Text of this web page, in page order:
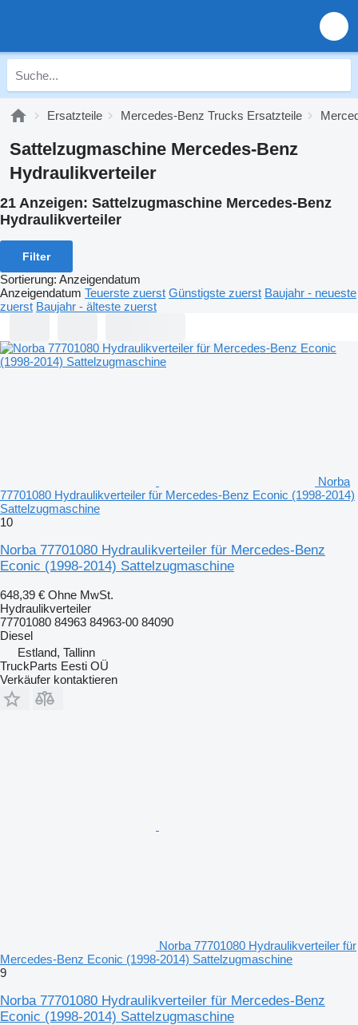
Ersatzteile Mercedes-Benz Trucks Ersatzteile
Sattelzugmaschine Mercedes-Benz
Hydraulikverteiler
21 Anzeigen: Sattelzugmaschine Mercedes-Benz
Hydraulikverteiler
Filter
Sortierung: Anzeigendatum
Anzeigendatum Teuerste zuerst Günstigste zuerst Baujahr - neueste
zuerst Baujahr - älteste zuerst
Norba
77701080 Hydraulikverteiler für Mercedes-Benz Econic (1998-2014)
Sattelzugmaschine
10
Norba 77701080 Hydraulikverteiler für Mercedes-Benz
Econic (1998-2014) Sattelzugmaschine
648,39 € Ohne MwSt.
Hydraulikverteiler
77701080 84963 84963-00 84090
Diesel
Estland, Tallinn
TruckParts Eesti OÜ
Verkäufer kontaktieren
Norba 77701080 Hydraulikverteiler für
Mercedes-Benz Econic (1998-2014) Sattelzugmaschine
9
Norba 77701080 Hydraulikverteiler für Mercedes-Benz
Econic (1998-2014) Sattelzugmaschine